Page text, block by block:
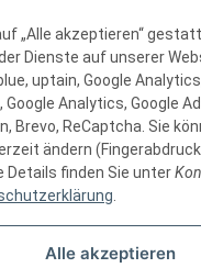
„Alle akzeptieren“
Dienste auf unserer
uptain, Google
Google Analytics, Google
Brevo, ReCaptcha. Sie
ändern
Details finden Sie unter
.
Alle akzeptieren